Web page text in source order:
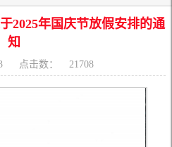
2025年国庆节放假安排的通
知
点击数： 21708